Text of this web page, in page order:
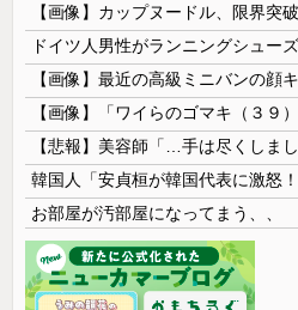
【画像】カップヌードル、限界突
【画像】最近の高級ミニバンの顔
【画像】「ワイらのゴマキ（３９）
【悲報】美容師「…手は尽くし
お部屋が汚部屋になってまう、、